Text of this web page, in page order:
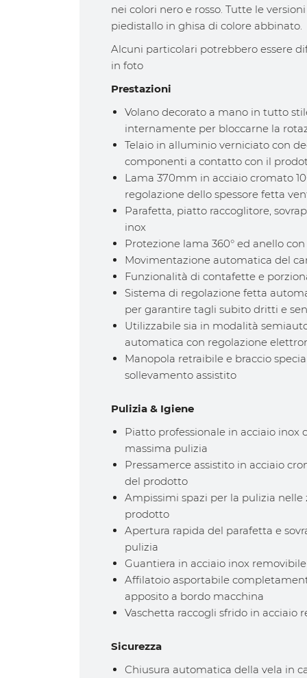
nei colori nero e rosso. Tutte le
piedistallo in ghisa di colore abbinato.
Alcuni particolari potrebbero essere
in foto
Prestazioni
Volano decorato a mano in tutto
internamente per bloccarne la
Telaio in alluminio verniciato con
componenti a contatto con il
Lama 370mm in acciaio cromato
regolazione dello spessore fetta
Parafetta, piatto raccoglitore,
inox
Protezione lama 360° ed anello
Movimentazione automatica del
Funzionalità di contafette e
Sistema di regolazione fetta
per garantire tagli subito dritti e
Utilizzabile sia in modalità
automatica con regolazione
Manopola retraibile e braccio
sollevamento assistito
Pulizia & Igiene
Piatto professionale in acciaio inox
massima pulizia
Pressamerce assistito in acciaio
del prodotto
Ampissimi spazi per la pulizia
prodotto
Apertura rapida del parafetta e
pulizia
Guantiera in acciaio inox
Affilatoio asportabile
apposito a bordo macchina
Vaschetta raccogli sfrido in acciaio
Sicurezza
Chiusura automatica della vela in